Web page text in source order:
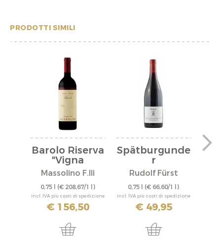
PRODOTTI SIMILI
Barolo Riserva
"Vigna
Rionda"...
Massolino F.lli
0,75 l (€ 208,67/1 l)
incl. IVA più costi di spedizione
€ 156,50
Spätburgunde
r
"Bürgstadter...
Rudolf Fürst
0,75 l (€ 66,60/1 l)
incl. IVA più costi di spedizione
€ 49,95